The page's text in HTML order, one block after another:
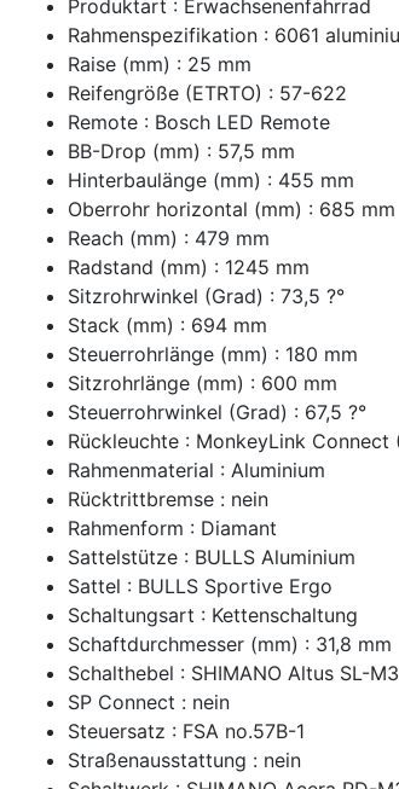
Produktart : Erwachsenenfahrrad
Rahmenspezifikation : 6061
Raise (mm) : 25 mm
Reifengröße (ETRTO) : 57-622
Remote : Bosch LED Remote
BB-Drop (mm) : 57,5 mm
Hinterbaulänge (mm) : 455 mm
Oberrohr horizontal (mm) : 685 mm
Reach (mm) : 479 mm
Radstand (mm) : 1245 mm
Sitzrohrwinkel (Grad) : 73,5 ?°
Stack (mm) : 694 mm
Steuerrohrlänge (mm) : 180 mm
Sitzrohrlänge (mm) : 600 mm
Steuerrohrwinkel (Grad) : 67,5 ?°
Rückleuchte : MonkeyLink
Rahmenmaterial : Aluminium
Rücktrittbremse : nein
Rahmenform : Diamant
Sattelstütze : BULLS Aluminium
Sattel : BULLS Sportive Ergo
Schaltungsart : Kettenschaltung
Schaftdurchmesser (mm) : 31,8 mm
Schalthebel : SHIMANO Altus SL-
SP Connect : nein
Steuersatz : FSA no.57B-1
Straßenausstattung : nein